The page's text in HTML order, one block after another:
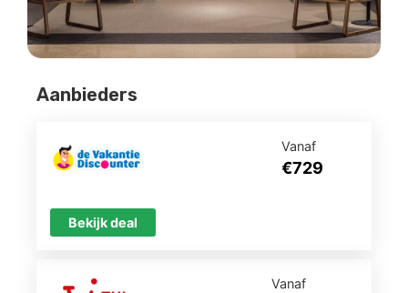
Aanbieders
Vanaf
€729
Bekijk deal
Vanaf